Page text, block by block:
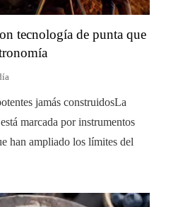
tecnología de punta que
jamás construidosLa
marcada por instrumentos
han ampliado los límites del